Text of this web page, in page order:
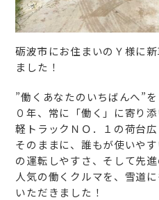
砺波市にお住まいのＹ様に
ました！
”働くあなたのいちばんへ”
０年、常に「働く」に寄り
軽トラックＮＯ．１の荷台
そのままに、誰もが使いや
の運転しやすさ、そして先
人気の働くクルマを、雪道
いただきました！